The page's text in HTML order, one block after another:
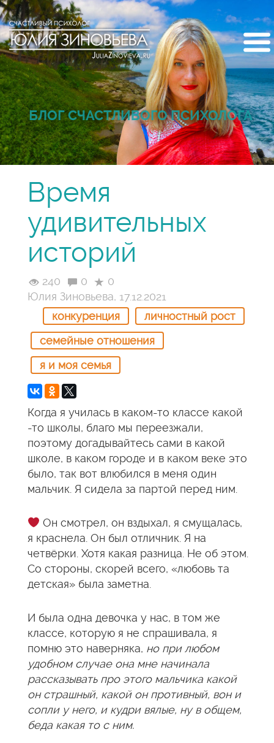
БЛОГ СЧАСТЛИВОГО ПСИХОЛОГА
Время
удивительных
историй
240 0
0
Юлия Зиновьева, 17.12.2021
конкуренция
личностный рост
семейные отношения
я и моя семья
Когда я училась в каком-то классе какой
-то школы, благо мы переезжали,
поэтому догадывайтесь сами в какой
школе, в каком городе и в каком веке это
было, так вот влюбился в меня один
мальчик. Я сидела за партой перед ним.
Он смотрел, он вздыхал, я смущалась,
я краснела. Он был отличник. Я на
четвёрки. Хотя какая разница. Не об этом.
Со стороны, скорей всего, «любовь та
детская» была заметна.
И была одна девочка у нас, в том же
классе, которую я не спрашивала, я
помню это наверняка, но при любом
удобном случае она мне начинала
рассказывать про этого мальчика какой
он страшный, какой он противный, вон и
сопли у него, и кудри вялые, ну в общем,
беда какая то с ним.